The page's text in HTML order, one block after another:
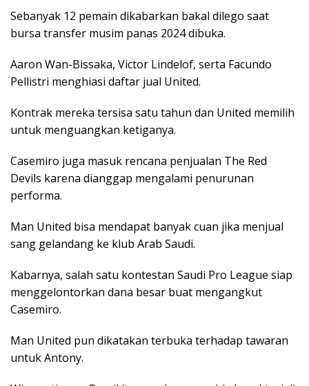
Sebanyak 12 pemain dikabarkan bakal dilego saat
bursa transfer musim panas 2024 dibuka.
Aaron Wan-Bissaka, Victor Lindelof, serta Facundo
Pellistri menghiasi daftar jual United.
Kontrak mereka tersisa satu tahun dan United memilih
untuk menguangkan ketiganya.
Casemiro juga masuk rencana penjualan The Red
Devils karena dianggap mengalami penurunan
performa.
Man United bisa mendapat banyak cuan jika menjual
sang gelandang ke klub Arab Saudi.
Kabarnya, salah satu kontestan Saudi Pro League siap
menggelontorkan dana besar buat mengangkut
Casemiro.
Man United pun dikatakan terbuka terhadap tawaran
untuk Antony.